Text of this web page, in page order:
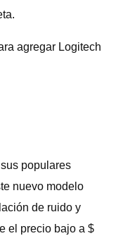
agregar Logitech
populares
nuevo modelo
de ruido y
el precio bajo a $